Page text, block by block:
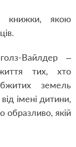
книжки, якою
Вайлдер –
тих, хто
земель
імені дитини,
образливо, якій